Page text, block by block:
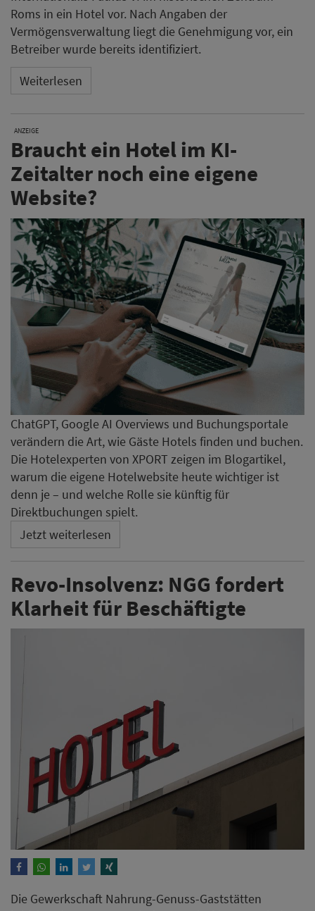
Roms in ein Hotel vor. Nach Angaben der
Vermögensverwaltung liegt die Genehmigung vor, ein
Betreiber wurde bereits identifiziert.
Weiterlesen
ANZEIGE
Braucht ein Hotel im KI-
Zeitalter noch eine eigene
Website?
ChatGPT, Google AI Overviews und Buchungsportale
verändern die Art, wie Gäste Hotels finden und buchen.
Die Hotelexperten von XPORT zeigen im Blogartikel,
warum die eigene Hotelwebsite heute wichtiger ist
denn je – und welche Rolle sie künftig für
Direktbuchungen spielt.
Jetzt weiterlesen
Revo-Insolvenz: NGG fordert
Klarheit für Beschäftigte
Die Gewerkschaft Nahrung-Genuss-Gaststätten